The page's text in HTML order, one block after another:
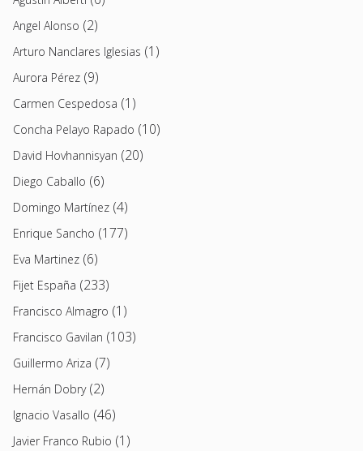
Angel Alonso (2)
Arturo Nanclares Iglesias (1)
Aurora Pérez (9)
Carmen Cespedosa (1)
Concha Pelayo Rapado (10)
David Hovhannisyan (20)
Diego Caballo (6)
Domingo Martínez (4)
Enrique Sancho (177)
Eva Martinez (6)
Fijet España (233)
Francisco Almagro (1)
Francisco Gavilan (103)
Guillermo Ariza (7)
Hernán Dobry(2)
Ignacio Vasallo (46)
Javier Franco Rubio (1)